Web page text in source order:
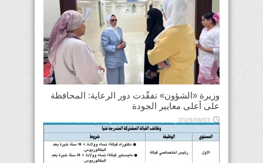
وزيرة «الشؤون» تفقّدت دور الرعاية: المحافظة
على أعلى معايير الجودة
2026/08/03